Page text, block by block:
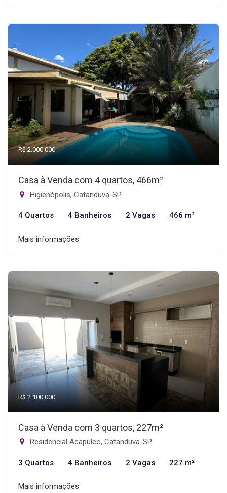
R$ 2.000.000
Casa à Venda com 4 quartos, 466m²
Higienópolis, Catanduva-SP
4 Quartos 4 Banheiros 2 Vagas 466 m²
Mais informações
R$ 2.100.000
Casa à Venda com 3 quartos, 227m²
Residencial Acapulco, Catanduva-SP
3 Quartos 4 Banheiros 2 Vagas 227 m²
Mais informações